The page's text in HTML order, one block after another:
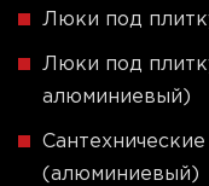
Люки под
Люки под
алюминиевый)
(алюминиевый)